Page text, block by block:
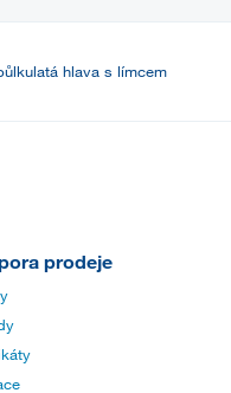
hlava s límcem
prodeje